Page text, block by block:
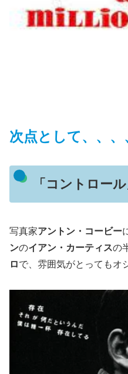
次点として、、、
「コントロール
写真家アントン・コービー
ンのイアン・カーティスの
ロで、雰囲気がとってもオ